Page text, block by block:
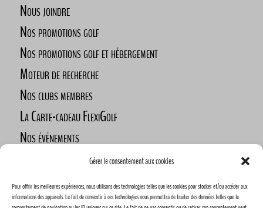
Gérer le consentement aux cookies
Pour offrir les meilleures expériences, nous utilisons des technologies telles que les cookies pour stocker et/ou accéder aux
informations des appareils. Le fait de consentir à ces technologies nous permettra de traiter des données telles que le
Nous joindre
Nos promotions golf
Nos promotions golf et hébergement
Moteur de recherche
Nos clubs membres
La Carte-cadeau FlexiGolf
Nos événements
Défi des golfeurs nomades
Nos commanditaires
Devenez commanditaire